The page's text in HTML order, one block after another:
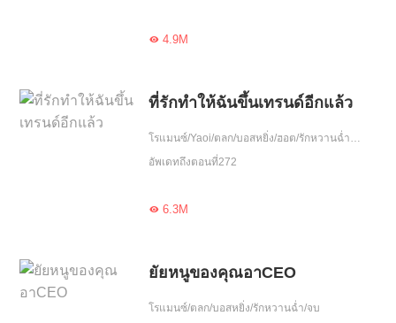
4.9M
ที่รักทำให้ฉันขึ้นเทรนด์อีกแล้ว
โรแมนซ์/Yaoi/ตลก/บอสหยิ่ง/ฮอต/รักหวานฉ่ำ/ขี้งอแง/เอาแต่ใจ/วงการบันเทิง
อัพเดทถึงตอนที่272
6.3M
ยัยหนูของคุณอาCEO
โรแมนซ์/ตลก/บอสหยิ่ง/รักหวานฉ่ำ/จบ